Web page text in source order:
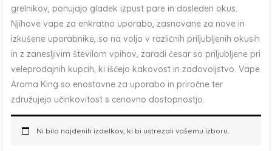
grelnikov, ponujajo gladek izpust pare in dosleden okus.
Njihove vape za enkratno uporabo, zasnovane za nove in
izkušene uporabnike, so na voljo v različnih priljubljenih okusih
in z zanesljivim številom vpihov, zaradi česar so priljubljene pri
veleprodajnih kupcih, ki iščejo kakovost in zadovoljstvo. Vape
Aroma King so enostavne za uporabo in priročne ter
združujejo učinkovitost s cenovno dostopnostjo.
Ni bilo najdenih izdelkov, ki bi ustrezali vašemu izboru.
Udarec
FIHP
HIFANCY
OKSO
Stag Bar